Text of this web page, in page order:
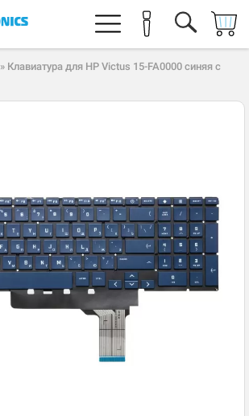
» Клавиатура для HP Victus 15-FA0000 синяя с